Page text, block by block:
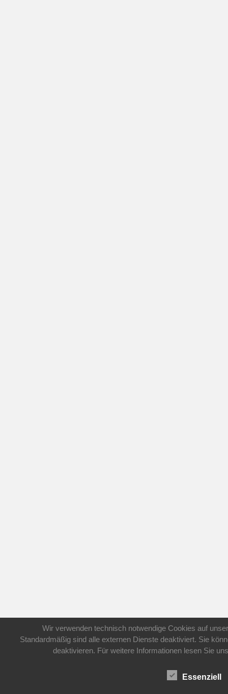
Wir verwenden technisch notwendige Cookies auf
Standardmäßig sind alle externen Dienste deaktiviert. Sie
deaktivieren. Für weitere Informationen lesen Sie
Essenziell